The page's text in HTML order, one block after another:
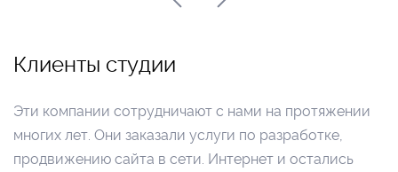
Клиенты студии
Эти компании сотрудничают с нами на протяжении
многих лет. Они заказали услуги по разработке,
продвижению сайта в сети. Интернет и остались